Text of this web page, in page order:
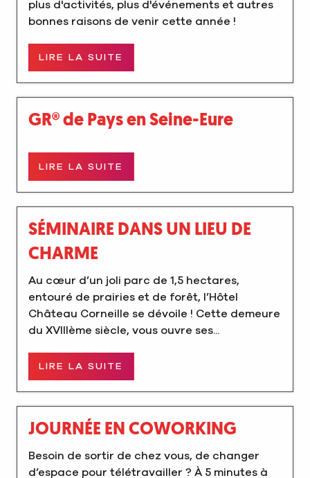
plus d'activités, plus d'événements et autres
bonnes raisons de venir cette année !
LIRE LA SUITE
GR® de Pays en Seine-Eure
LIRE LA SUITE
SÉMINAIRE DANS UN LIEU DE
CHARME
Au cœur d’un joli parc de 1,5 hectares,
entouré de prairies et de forêt, l’Hôtel
Château Corneille se dévoile ! Cette demeure
du XVIIIème siècle, vous ouvre ses...
LIRE LA SUITE
JOURNÉE EN COWORKING
Besoin de sortir de chez vous, de changer
d’espace pour télétravailler ? À 5 minutes à